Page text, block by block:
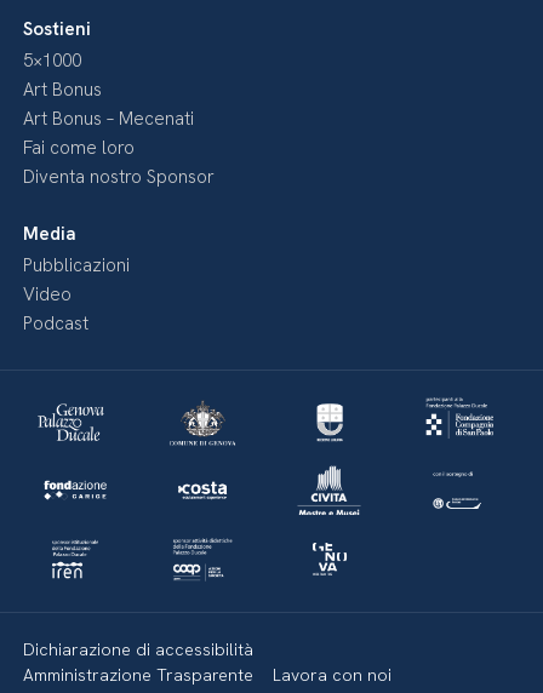
Sostieni
5×1000
Art Bonus
Art Bonus – Mecenati
Fai come loro
Diventa nostro Sponsor
Media
Pubblicazioni
Video
Podcast
Dichiarazione di accessibilità
Amministrazione Trasparente
Lavora con noi